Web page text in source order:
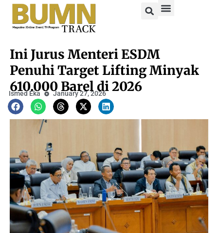
Ini Jurus Menteri ESDM
Penuhi Target Lifting Minyak
610.000 Barel di 2026
Ismed Eka January 27, 2026